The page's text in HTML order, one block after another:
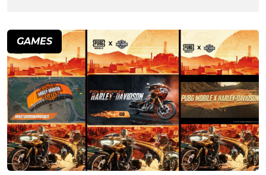
GAMES